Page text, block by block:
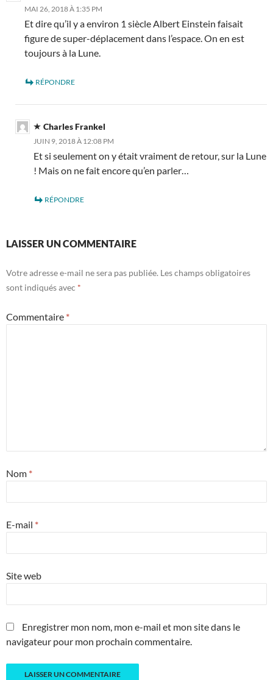
MAI 26, 2018 À 1:35 PM
Et dire qu’il y a environ 1 siècle Albert Einstein faisait
figure de super-déplacement dans l’espace. On en est
toujours à la Lune.
RÉPONDRE
Charles Frankel
JUIN 9, 2018 À 12:08 PM
Et si seulement on y était vraiment de retour, sur la Lune
! Mais on ne fait encore qu’en parler…
RÉPONDRE
LAISSER UN COMMENTAIRE
Votre adresse e-mail ne sera pas publiée. Les champs obligatoires
sont indiqués avec *
Commentaire *
Nom *
E-mail *
Site web
Enregistrer mon nom, mon e-mail et mon site dans le
navigateur pour mon prochain commentaire.